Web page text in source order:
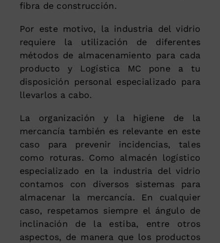
fibra de construcción.
Por este motivo, la industria del vidrio
requiere la utilización de diferentes
métodos de almacenamiento para cada
producto y Logística MC pone a tu
disposición personal especializado para
llevarlos a cabo.
La organización y la higiene de la
mercancía también es relevante en este
caso para prevenir incidencias, tales
como roturas. Como almacén logístico
especializado en la industria del vidrio
contamos con diversos sistemas para
almacenar la mercancía. En cualquier
caso, respetamos siempre el ángulo de
inclinación de la estiba, entre otros
aspectos, de manera que los productos